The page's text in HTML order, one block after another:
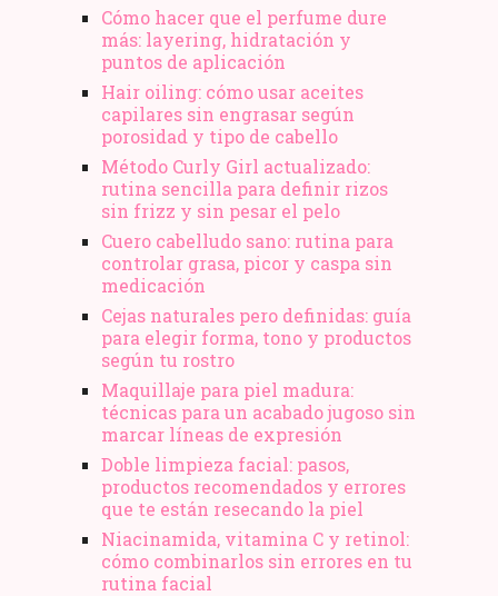
Cómo hacer que el perfume dure
más: layering, hidratación y
puntos de aplicación
Hair oiling: cómo usar aceites
capilares sin engrasar según
porosidad y tipo de cabello
Método Curly Girl actualizado:
rutina sencilla para definir rizos
sin frizz y sin pesar el pelo
Cuero cabelludo sano: rutina para
controlar grasa, picor y caspa sin
medicación
Cejas naturales pero definidas: guía
para elegir forma, tono y productos
según tu rostro
Maquillaje para piel madura:
técnicas para un acabado jugoso sin
marcar líneas de expresión
Doble limpieza facial: pasos,
productos recomendados y errores
que te están resecando la piel
Niacinamida, vitamina C y retinol:
cómo combinarlos sin errores en tu
rutina facial